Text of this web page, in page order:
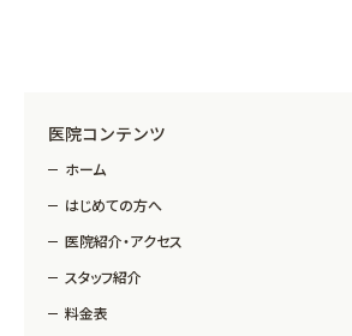
医院コンテンツ
ホーム
はじめての方へ
医院紹介・アクセス
スタッフ紹介
料金表